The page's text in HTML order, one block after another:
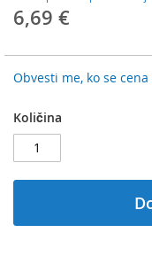
6,69 €
Obvesti me, ko se cena
Količina
galerije
slik